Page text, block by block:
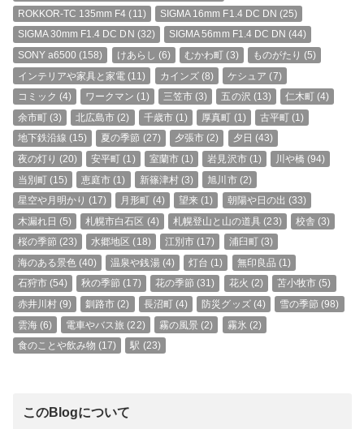
ROKKOR-TC 135mm F4 (11) SIGMA 16mm F1.4 DC DN (25)
SIGMA 30mm F1.4 DC DN (32) SIGMA 56mm F1.4 DC DN (44)
SONY a6500 (158) けあらし (6) むかわ町 (3) ものがたり (5)
インテリアや家具と家電 (11) カインズ(8) ケシュア (7)
コミック (4) ワークマン (1) 三笠市 (3) 五の沢 (13) 仁木町 (4)
余市町(3) 北広島市 (2) 千歳市(1) 厚真町 (1) 古平町 (1)
地下鉄沿線 (15) 夏の季節 (27) 夕張市 (2) 夕日 (43)
夜の灯り (20) 安平町 (1) 室蘭市(1) 岩見沢市(1) 川や橋 (94)
当別町(15) 恵庭市 (1) 新篠津村(3) 旭川市(2)
星空や月明かり (17) 月形町 (4) 望来 (1) 朝陽や日の出 (33)
木漏れ日 (5) 札幌市白石区 (4) 札幌登山と山の道具 (23) 校舎 (3)
桜の季節 (23) 水郷地区 (18) 江別市 (17) 浦臼町(3)
海のある景色(40) 温泉や銭湯(4) 灯台 (1) 無印良品 (1)
石狩市(54) 秋の季節 (17) 花の季節 (31) 花火 (2) 苫小牧市 (5)
赤井川村(9) 釧路市 (2) 長沼町(4) 防災グッズ(4) 雪の季節 (98)
雲海(6) 電車やバス旅 (22) 霧の風景 (2) 霧氷 (2)
食のことや飲み物 (17) 駅 (23)
このBlogについて